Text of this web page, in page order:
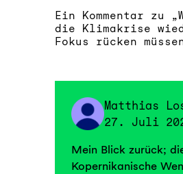
Ein Kommentar zu
die Klimakrise
Fokus rücken
Matthias
27. Juli
Mein Blick zurück;
Kopernikanische